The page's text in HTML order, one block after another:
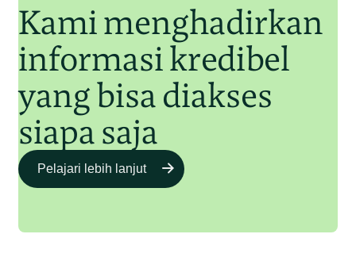
Kami menghadirkan
informasi kredibel
yang bisa diakses
siapa saja
Pelajari lebih lanjut